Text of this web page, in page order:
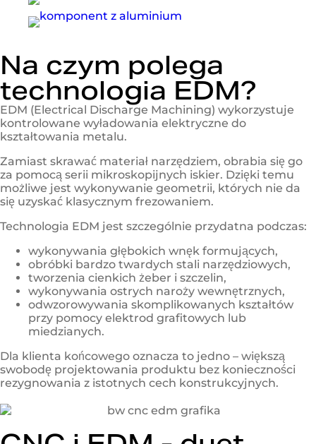
Na czym polega
technologia EDM?
EDM (Electrical Discharge Machining) wykorzystuje
kontrolowane wyładowania elektryczne do
kształtowania metalu.
Zamiast skrawać materiał narzędziem, obrabia się go
za pomocą serii mikroskopijnych iskier. Dzięki temu
możliwe jest wykonywanie geometrii, których nie da
się uzyskać klasycznym frezowaniem.
Technologia EDM jest szczególnie przydatna podczas:
wykonywania głębokich wnęk formujących,
obróbki bardzo twardych stali narzędziowych,
tworzenia cienkich żeber i szczelin,
wykonywania ostrych naroży wewnętrznych,
odwzorowywania skomplikowanych kształtów
przy pomocy elektrod grafitowych lub
miedzianych.
Dla klienta końcowego oznacza to jedno – większą
swobodę projektowania produktu bez konieczności
rezygnowania z istotnych cech konstrukcyjnych.